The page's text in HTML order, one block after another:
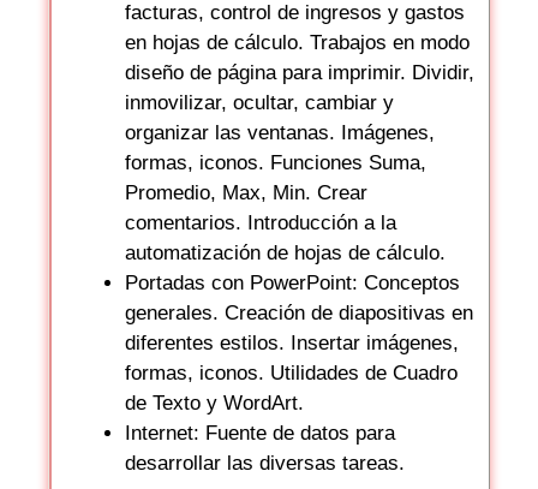
facturas, control de ingresos y gastos
en hojas de cálculo. Trabajos en modo
diseño de página para imprimir. Dividir,
inmovilizar, ocultar, cambiar y
organizar las ventanas. Imágenes,
formas, iconos. Funciones Suma,
Promedio, Max, Min. Crear
comentarios. Introducción a la
automatización de hojas de cálculo.
Portadas con PowerPoint: Conceptos
generales. Creación de diapositivas en
diferentes estilos. Insertar imágenes,
formas, iconos. Utilidades de Cuadro
de Texto y WordArt.
Internet: Fuente de datos para
desarrollar las diversas tareas.